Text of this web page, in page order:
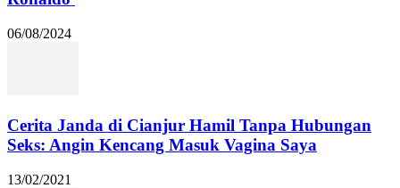
06/08/2024
Cerita Janda di Cianjur Hamil Tanpa Hubungan
Seks: Angin Kencang Masuk Vagina Saya
13/02/2021